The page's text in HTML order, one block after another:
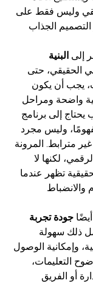
وليس فقط على
التصميم الجذاب
إلى البنية
الحقيقي، حتى
يجب أن يكون
واضحة ومراحل
يحتاج إلى برنامج
وليس مجرد
مترابط. المرونة
لكنها لا
تظهر عندما
والانضباط
جودة تجربة
ذلك سهولة
وإمكانية الوصول
التعليمات،
أو الفريق